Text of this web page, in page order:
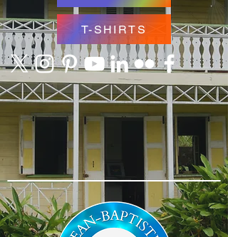
T-SHIRTS